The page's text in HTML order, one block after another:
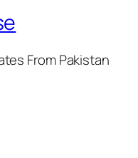
From Pakistan